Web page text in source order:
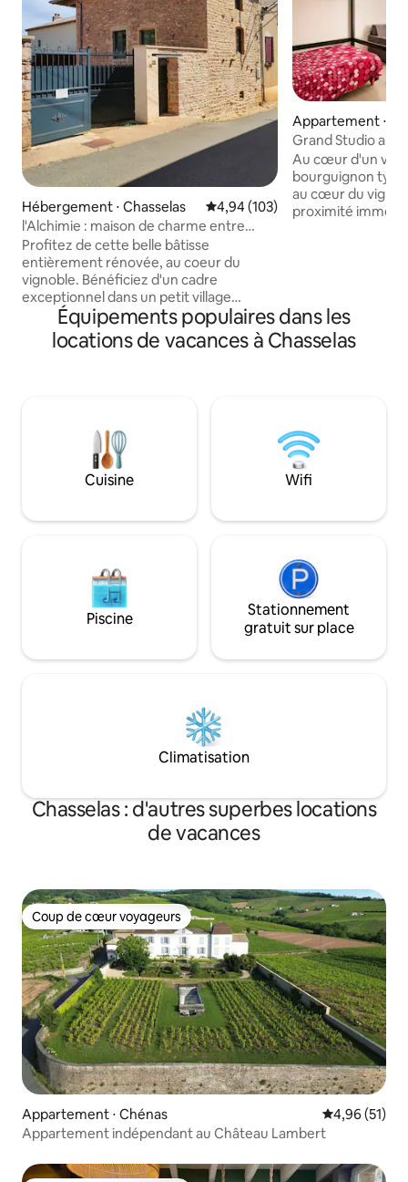
Hébergement ⋅ Chasselas Évaluation moyenne sur la
4,94 (103)
l'Alchimie : maison de charme entre
vignes & forêt
Profitez de cette belle bâtisse
entièrement rénovée, au coeur du
vignoble. Bénéficiez d'un cadre
exceptionnel dans un petit village
typique et préservé tout en restant à 10
min des commerces. En recherche d'un
séjour détente ou plus sportif, vous
Vous serez au cœur du vignoble
mâconnais, à deux pas du Beaujolais
donc parfait pour les amateurs de vins.
Appartement ⋅
Grand Studio au
Leynes
Au cœur d'un
bourguignon
au cœur du
proximité
de 40 m² et d'une
couverte, ce logement est entièrement
équipé pour
Équipements populaires dans les
locations de vacances à Chasselas
Cuisine Wifi
Piscine
Stationnement
gratuit sur place
Climatisation
Chasselas : d'autres superbes locations
de vacances
Coup de cœur voyageurs
Coup de cœur voyageurs
Appartement ⋅ Chénas Évaluation
4,96 (51)
Appartement indépendant au Château Lambert